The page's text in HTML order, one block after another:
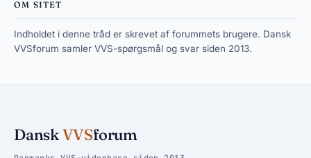
OM SITET
Indholdet i denne tråd er skrevet af forummets brugere. Dansk
VVSforum samler VVS-spørgsmål og svar siden 2013.
DanskVVSforum